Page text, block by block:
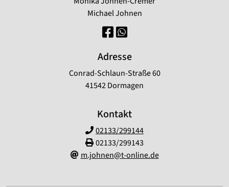
Michael Johnen
Adresse
Conrad-Schlaun-Straße 60
41542 Dormagen
Kontakt
02133/299144
02133/299143
m.johnen@t-online.de